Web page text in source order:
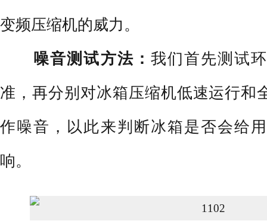
变频压缩机的威力。
噪音测试方法： 我们首先测试
准，再分别对冰箱压缩机低速运行和
作噪音，以此来判断冰箱是否会给
响。